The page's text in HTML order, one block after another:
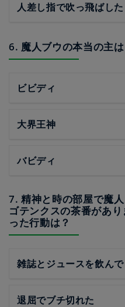
人差し指で吹っ飛ばした
6. 魔人ブウの本当の主は
ビビディ
大界王神
バビディ
7. 精神と時の部屋で魔
ゴテンクスの茶番があ
った行動は？
雑誌とジュースを飲ん
退屈でブチ切れた